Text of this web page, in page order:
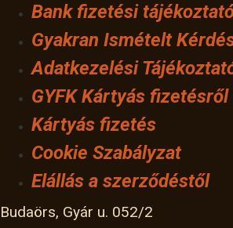
Bank fizetési
Gyakran Ismételt
Adatkezelési
GYFK Kártyás fizetésről
Kártyás fizetés
Cookie Szabályzat
Elállás a szerződéstől
Budaörs, Gyár u. 052/2